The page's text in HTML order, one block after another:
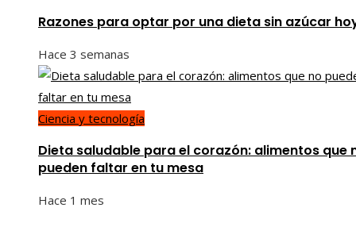
Razones para optar por una dieta sin azúcar
Hace 3 semanas
Ciencia y tecnología
Dieta saludable para el corazón: alimentos que
pueden faltar en tu mesa
Hace 1 mes